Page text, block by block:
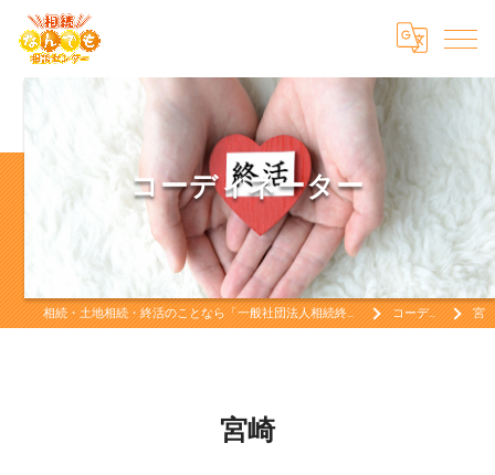
コーディネーター
相続・土地相続・終活のことなら「一般社団法人相続終活なんでも相談センター」相続・土地相続・終活をお考えなら コーディネーター 宮崎
宮崎